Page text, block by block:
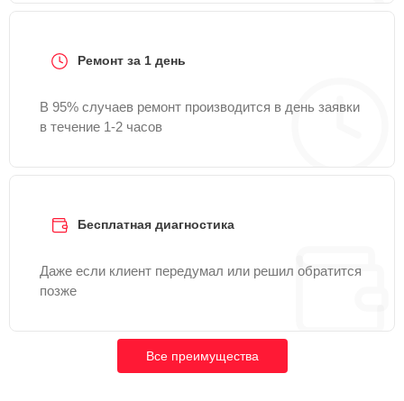
Ремонт за 1 день
В 95% случаев ремонт производится в день заявки
в течение 1-2 часов
Бесплатная диагностика
Даже если клиент передумал или решил обратится
позже
Все преимущества